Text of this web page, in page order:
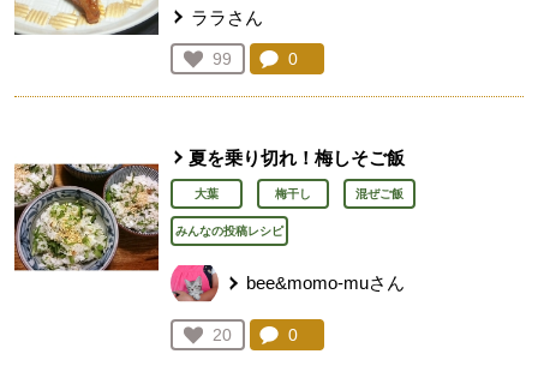
ララさん
お気に入り登録：
99
人が登録
コメント：
0
夏を乗り切れ！梅しそご飯
大葉 梅干し 混ぜご飯
みんなの投稿レシピ
bee&momo-muさん
お気に入り登録：
20
人が登録
コメント：
0